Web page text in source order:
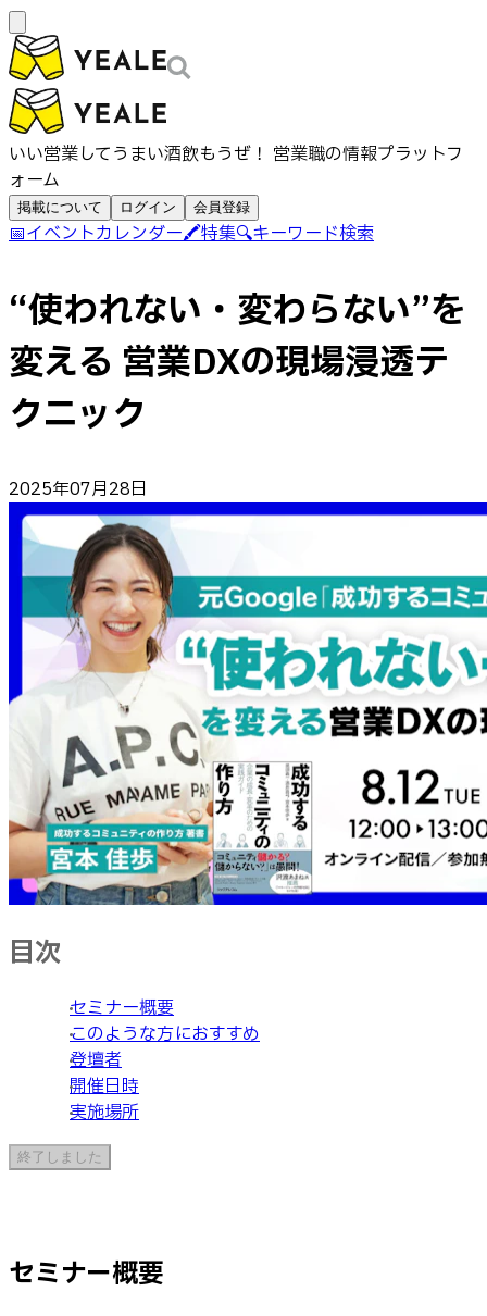
いい営業してうまい酒飲もうぜ！ 営業職の情報プラットフ
ォーム
掲載について ログイン 会員登録
📅イベントカレンダー🖍️特集🔍キーワード検索
“使われない・変わらない”を
変える 営業DXの現場浸透テ
クニック
2025年07月28日
目次
セミナー概要
このような方におすすめ
登壇者
開催日時
実施場所
終了しました
セミナー概要